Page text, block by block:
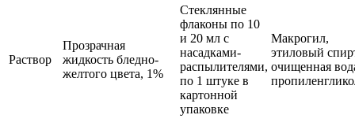
Раствор
Прозрачная
жидкость бледно-
желтого цвета, 1%
Стеклянные
флаконы по 10
и 20 мл с
насадками-
распылителями,
по 1 штуке в
картонной
упаковке
Макрогил,
этиловый
очищенная